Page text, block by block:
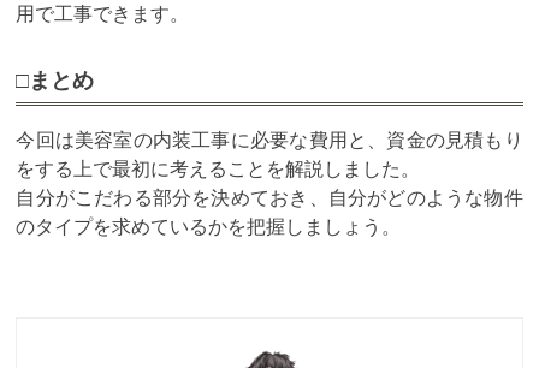
用で工事できます。
□まとめ
今回は美容室の内装工事に必要な費用と、資金の見積もり
をする上で最初に考えることを解説しました。
自分がこだわる部分を決めておき、自分がどのような物件
のタイプを求めているかを把握しましょう。